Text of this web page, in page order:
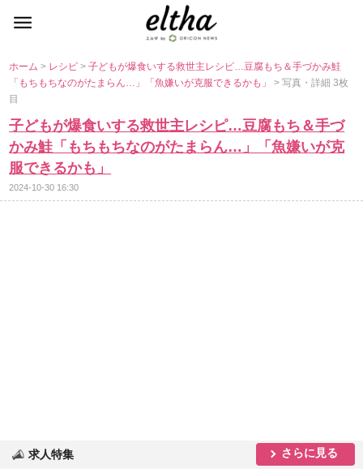
ホーム> レシピ>子どもが爆食いする救世主レシピ…豆腐もち＆手づかみ鮭
「もちもちなのがたまらん…」「魚嫌いが克服できるかも」> 写真・詳細 3枚
目
子どもが爆食いする救世主レシピ…豆腐もち＆手づ
かみ鮭「もちもちなのがたまらん…」「魚嫌いが克
服できるかも」
2024-10-30 16:30
求人特集 さらに見る